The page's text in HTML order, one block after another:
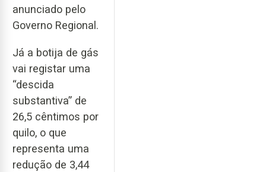
anunciado pelo
Governo Regional.
Já a botija de gás
vai registar uma
“descida
substantiva” de
26,5 cêntimos por
quilo, o que
representa uma
redução de 3,44